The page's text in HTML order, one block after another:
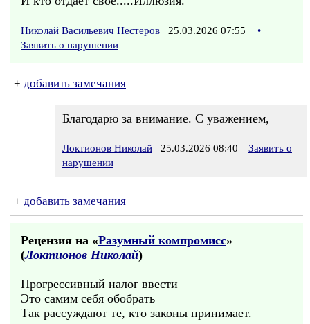
Николай Васильевич Нестеров 25.03.2026 07:55
•
Заявить о нарушении
+ добавить замечания
Благодарю за внимание. С уважением,
Локтионов Николай 25.03.2026 08:40
Заявить о
нарушении
+ добавить замечания
Рецензия на «Разумный компромисс»
(Локтионов Николай)
Прогрессивный налог ввести
Это самим себя обобрать
Так рассуждают те, кто законы принимает.